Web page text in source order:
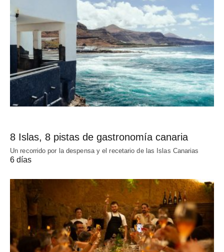
8 Islas, 8 pistas de gastronomía canaria
Un recorrido por la despensa y el recetario de las Islas Canarias
6 días